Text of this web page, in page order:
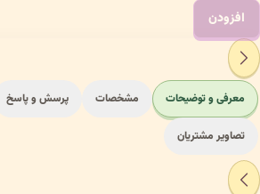
افزودن
معرفی و توضیحات مشخصات پرسش و پاسخ
تصاویر مشتریان